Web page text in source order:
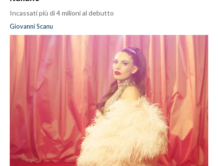
Incassati più di 4 milioni al debutto
Giovanni Scanu